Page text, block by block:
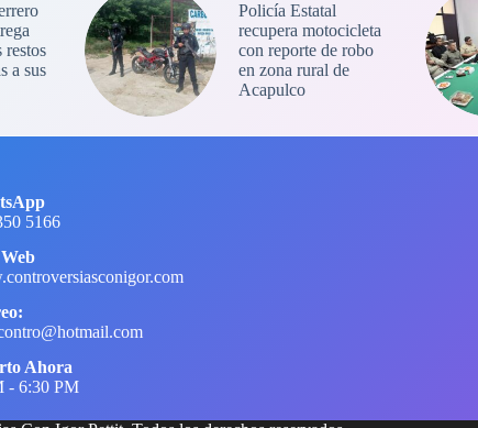
restos
a sus
Policía Estatal
recupera motocicleta
con reporte de robo
en zona rural de
Acapulco
5166
Ahora
- 6:30 PM